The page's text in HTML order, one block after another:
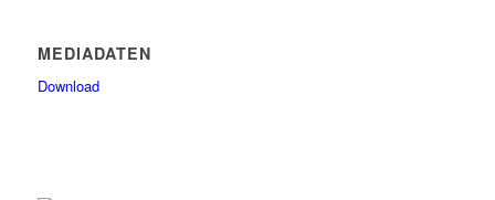
MEDIADATEN
Download